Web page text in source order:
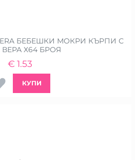
VERA БЕБЕШКИ МОКРИ КЪРПИ С
Х64 БРОЯ
1.53
€
КУПИ